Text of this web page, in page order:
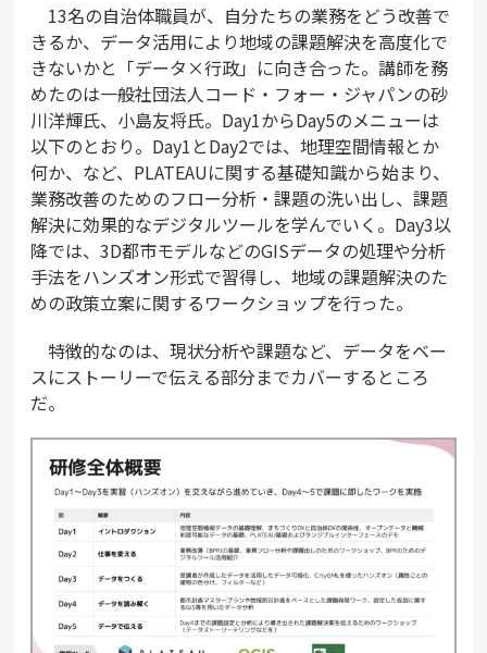
13名の自治体職員が、自分たちの業務をどう改善で
きるか、データ活用により地域の課題解決を高度化で
きないかと「データ×行政」に向き合った。講師を務
めたのは一般社団法人コード・フォー・ジャパンの砂
川洋輝氏、小島友将氏。Day1からDay5のメニューは
以下のとおり。Day1とDay2では、地理空間情報とか
何か、など、PLATEAUに関する基礎知識から始まり、
業務改善のためのフロー分析・課題の洗い出し、課題
解決に効果的なデジタルツールを学んでいく。Day3以
降では、3D都市モデルなどのGISデータの処理や分析
手法をハンズオン形式で習得し、地域の課題解決のた
めの政策立案に関するワークショップを行った。
特徴的なのは、現状分析や課題など、データをベー
スにストーリーで伝える部分までカバーするところ
だ。